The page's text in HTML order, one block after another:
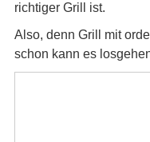
richtiger Grill ist.
Also, denn Grill mit
schon kann es